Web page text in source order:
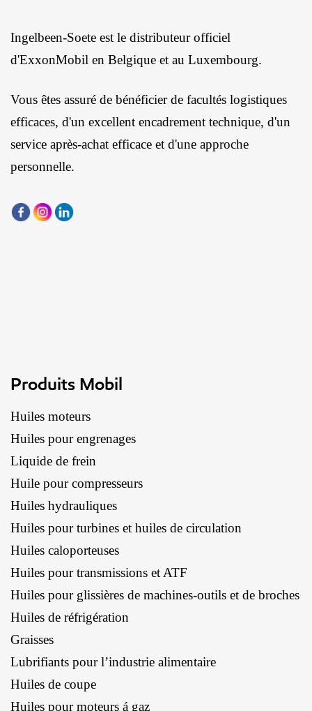
Ingelbeen-Soete est le distributeur officiel
d'ExxonMobil en Belgique et au Luxembourg.
Vous êtes assuré de bénéficier de facultés logistiques
efficaces, d'un excellent encadrement technique, d'un
service après-achat efficace et d'une approche
personnelle.
Produits Mobil
Huiles moteurs
Huiles pour engrenages
Liquide de frein
Huile pour compresseurs
Huiles hydrauliques
Huiles pour turbines et huiles de circulation
Huiles caloporteuses
Huiles pour transmissions et ATF
Huiles pour glissières de machines-outils et de broches
Huiles de réfrigération
Graisses
Lubrifiants pour l’industrie alimentaire
Huiles de coupe
Huiles pour moteurs á gaz